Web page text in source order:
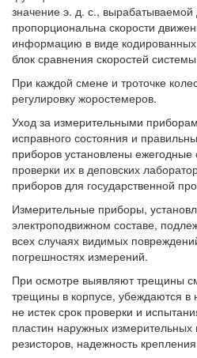
значение э. д. с., вырабатываемой
пропорциональна скорости
информацию в виде кодированных
блок сравнения скоростей
При каждой смене и троточке
регулировку жоростемеров.
Уход за измерительными
исправного состояния и
приборов установлены ежегодные
проверки их в деповских
приборов для государственной
Измерительные приборы,
электроподвижном составе,
всех случаях видимых
погрешностях измерений.
При осмотре выявляют трещины
трещины в корпусе, убеждаются
не истек срок проверки и
пластин наружных
резисторов, надежность